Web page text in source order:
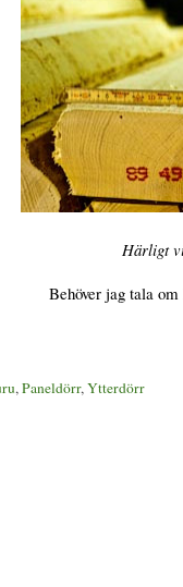
Härligt
Behöver jag tala
,Paneldörr,Ytterdörr